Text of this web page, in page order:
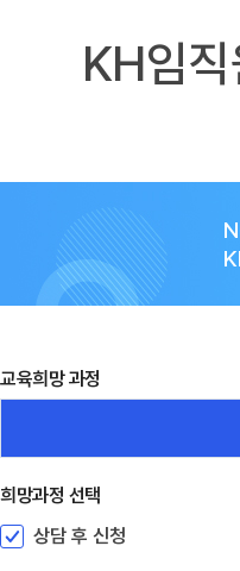
KH임
교육희망 과정
희망과정 선택
상담 후 신청